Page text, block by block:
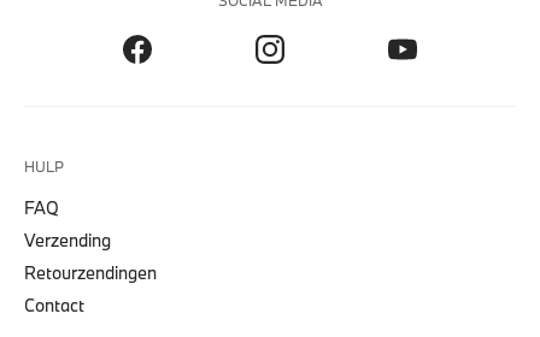
HULP
FAQ
Verzending
Retourzendingen
Contact